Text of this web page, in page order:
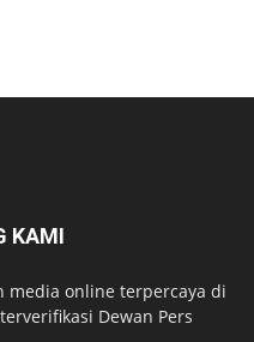
KAMI
media online terpercaya di
Dewan Pers